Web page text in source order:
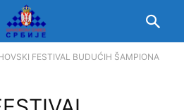
FESTIVAL BUDUĆIH ŠAMPIONA